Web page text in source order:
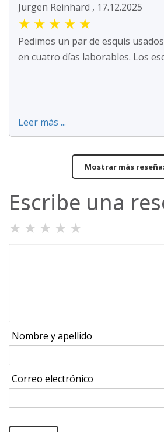
Jürgen Reinhard , 17.12.2025
★ ★ ★ ★ ★
Pedimos un par de esquís
en cuatro días laborables. Los
Leer más ...
Mostrar más
Escribe una
★ ★ ★ ★ ★
Nombre y apellido
Correo electrónico